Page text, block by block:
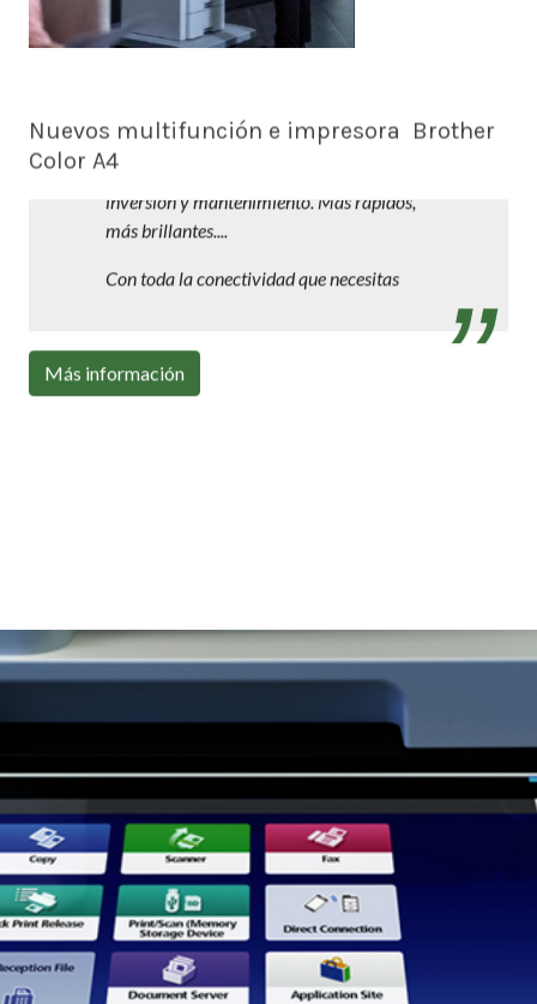
Nuevos multifunción e impresora Brother
Color A4
Trabajos profesionales en A4 con reducida
Con toda la conectividad que necesitas